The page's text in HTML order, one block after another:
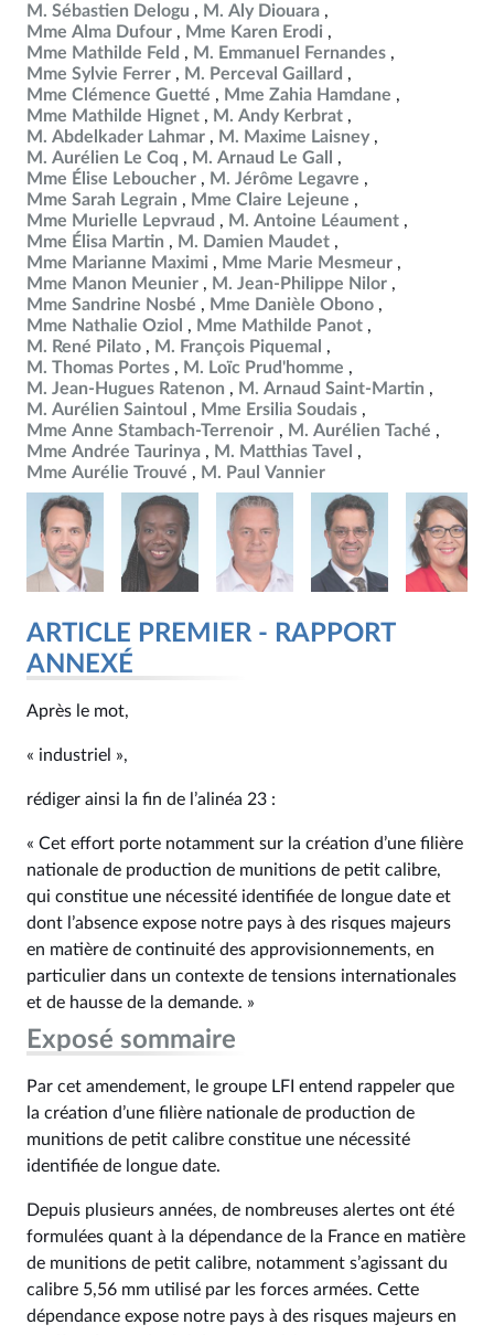
M. Sébastien Delogu
M. Aly Diouara
Mme Alma Dufour
Mme Karen Erodi
Mme Mathilde Feld
M. Emmanuel Fernandes
Mme Sylvie Ferrer
M. Perceval Gaillard
Mme Clémence Guetté
Mme Zahia Hamdane
Mme Mathilde Hignet
M. Andy Kerbrat
M. Abdelkader Lahmar
M. Maxime Laisney
M. Aurélien Le Coq
M. Arnaud Le Gall
Mme Élise Leboucher
M. Jérôme Legavre
Mme Sarah Legrain
Mme Claire Lejeune
Mme Murielle Lepvraud
M. Antoine Léaument
Mme Élisa Martin
M. Damien Maudet
Mme Marianne Maximi
Mme Marie Mesmeur
Mme Manon Meunier
M. Jean-Philippe Nilor
Mme Sandrine Nosbé
Mme Danièle Obono
Mme Nathalie Oziol
Mme Mathilde Panot
M. René Pilato
M. François Piquemal
M. Thomas Portes
M. Loïc Prud'homme
M. Jean-Hugues Ratenon
M. Arnaud Saint-Martin
M. Aurélien Saintoul
Mme Ersilia Soudais
Mme Anne Stambach-Terrenoir
M. Aurélien Taché
Mme Andrée Taurinya
M. Matthias Tavel
Mme Aurélie Trouvé
M. Paul Vannier
ARTICLE PREMIER - RAPPORT
ANNEXÉ
Après le mot,
« industriel »,
rédiger ainsi la fin de l’alinéa 23 :
« Cet effort porte notamment sur la création d’une filière
nationale de production de munitions de petit calibre,
qui constitue une nécessité identifiée de longue date et
dont l’absence expose notre pays à des risques majeurs
en matière de continuité des approvisionnements, en
particulier dans un contexte de tensions internationales
et de hausse de la demande. »
Exposé sommaire
Par cet amendement, le groupe LFI entend rappeler que
la création d’une filière nationale de production de
munitions de petit calibre constitue une nécessité
identifiée de longue date.
Depuis plusieurs années, de nombreuses alertes ont été
formulées quant à la dépendance de la France en matière
de munitions de petit calibre, notamment s’agissant du
calibre 5,56 mm utilisé par les forces armées. Cette
dépendance expose notre pays à des risques majeurs en